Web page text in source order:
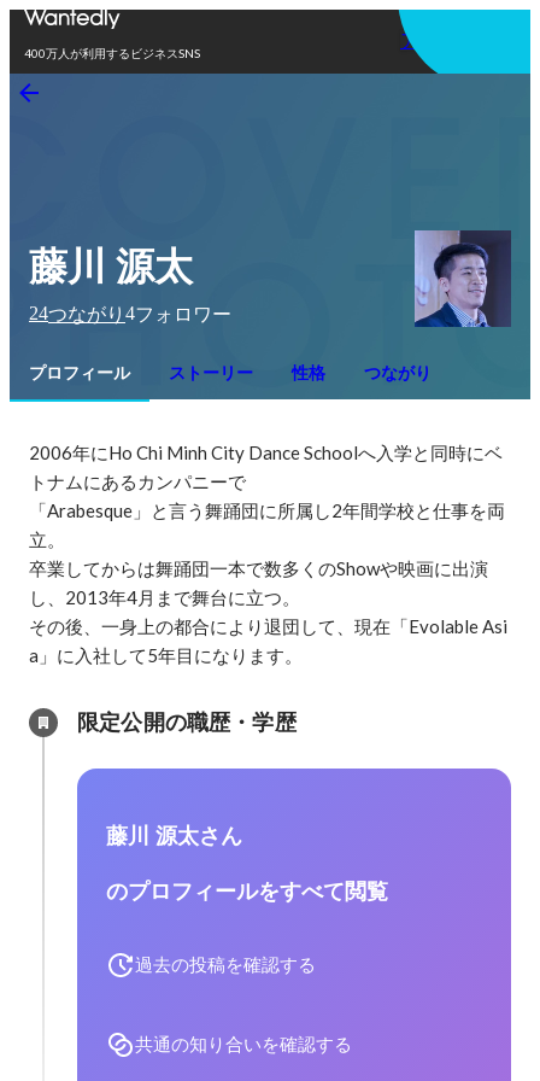
400万人が利用するビジネスSNS
アプリを使う
藤川 源太
24つながり 4フォロワー
プロフィール ストーリー 性格 つながり
2006年にHo Chi Minh City Dance Schoolへ入学と同時にベ
トナムにあるカンパニーで
「Arabesque」と言う舞踊団に所属し2年間学校と仕事を両
立。
卒業してからは舞踊団一本で数多くのShowや映画に出演
し、2013年4月まで舞台に立つ。
その後、一身上の都合により退団して、現在「Evolable Asi
a」に入社して5年目になります。
限定公開の職歴・学歴
藤川 源太さん
のプロフィールをすべて閲覧
過去の投稿を確認する
共通の知り合いを確認する